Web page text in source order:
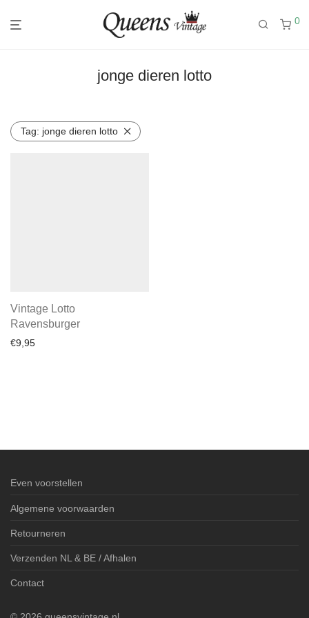
0
jonge dieren lotto
Tag: jonge dieren lotto
Vintage Lotto
Ravensburger
€9,95
Even voorstellen
Algemene voorwaarden
Retourneren
Verzenden NL & BE / Afhalen
Contact